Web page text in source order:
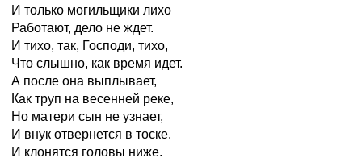
И только могильщики лихо
Работают, дело не ждет.
И тихо, так, Господи, тихо,
Что слышно, как время идет.
А после она выплывает,
Как труп на весенней реке,
Но матери сын не узнает,
И внук отвернется в тоске.
И клонятся головы ниже.